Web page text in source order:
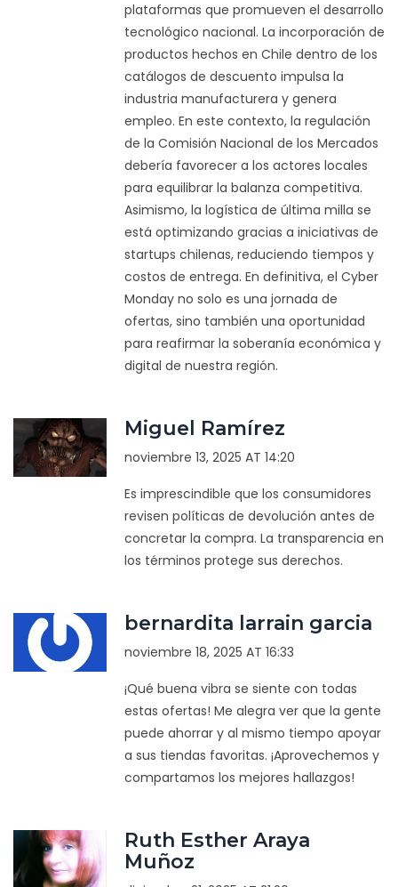
plataformas que promueven el desarrollo
tecnológico nacional. La incorporación de
productos hechos en Chile dentro de los
catálogos de descuento impulsa la
industria manufacturera y genera
empleo. En este contexto, la regulación
de la Comisión Nacional de los Mercados
debería favorecer a los actores locales
para equilibrar la balanza competitiva.
Asimismo, la logística de última milla se
está optimizando gracias a iniciativas de
startups chilenas, reduciendo tiempos y
costos de entrega. En definitiva, el Cyber
Monday no solo es una jornada de
ofertas, sino también una oportunidad
para reafirmar la soberanía económica y
digital de nuestra región.
Miguel Ramírez
noviembre 13, 2025 AT 14:20
Es imprescindible que los consumidores
revisen políticas de devolución antes de
concretar la compra. La transparencia en
los términos protege sus derechos.
bernardita larrain garcia
noviembre 18, 2025 AT 16:33
¡Qué buena vibra se siente con todas
estas ofertas! Me alegra ver que la gente
puede ahorrar y al mismo tiempo apoyar
a sus tiendas favoritas. ¡Aprovechemos y
compartamos los mejores hallazgos!
Ruth Esther Araya
Muñoz